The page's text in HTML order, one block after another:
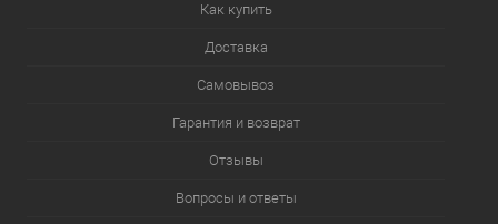
Как купить
Доставка
Самовывоз
Гарантия и возврат
Отзывы
Вопросы и ответы